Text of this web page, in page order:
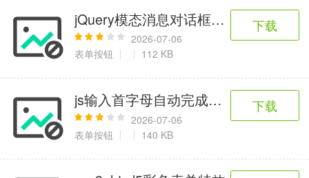
医疗健康
6千+款应用
母婴育儿
2百+款应用
趣味娱乐
图像拍照
9百+款应用
jQuery模态消息对话框插件
2026-07-06
表单按钮
112 KB
下载
js输入首字母自动完成代码
2026-07-06
表单按钮
140 KB
下载